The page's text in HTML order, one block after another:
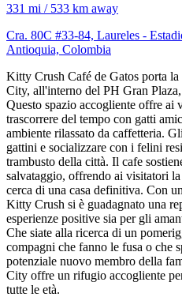
331 mi / 533 km away
Cra. 80C #33-84, Laureles -
Antioquia, Colombia
Kitty Crush Café de Gatos porta la
City, all'interno del PH Gran
Questo spazio accogliente offre ai
trascorrere del tempo con gatti
ambiente rilassato da caffetteria.
gattini e socializzare con i felini
trambusto della città. Il cafe
salvataggio, offrendo ai visitatori
cerca di una casa definitiva. Con
Kitty Crush si è guadagnato una
esperienze positive sia per gli
Che siate alla ricerca di un
compagni che fanno le fusa o che
potenziale nuovo membro della
City offre un rifugio accogliente
tutte le età.